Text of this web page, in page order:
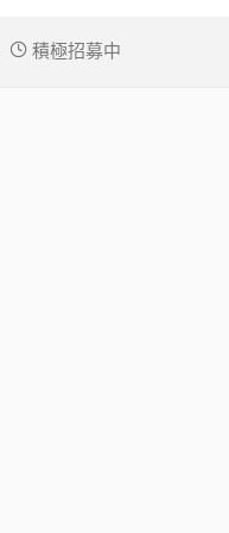
積極招募中